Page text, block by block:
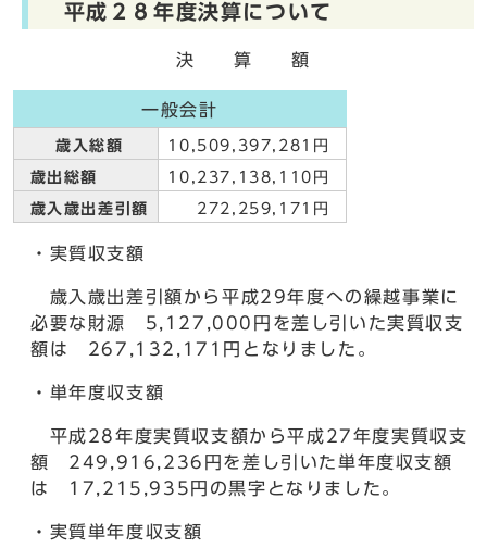
平成２８年度決算について
決 算 額
一般会計
歳入総額 10,509,397,281円
歳出総額 10,237,138,110円
歳入歳出差引額 272,259,171円
・実質収支額
歳入歳出差引額から平成29年度への繰越事業に
必要な財源 5,127,000円を差し引いた実質収支
額は 267,132,171円となりました。
・単年度収支額
平成28年度実質収支額から平成27年度実質収支
額 249,916,236円を差し引いた単年度収支額
は 17,215,935円の黒字となりました。
・実質単年度収支額